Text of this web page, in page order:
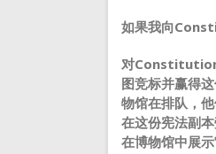
如果我向
对
图竞标并赢得
物馆在排队，
在这份宪法副
在博物馆中展